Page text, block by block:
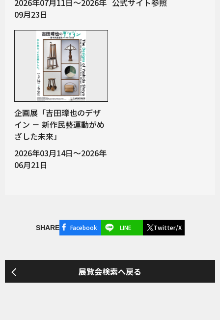
2026年07月11日～2026年
09月23日
公式サイト参照
企画展「吉田璋也のデザ
イン － 新作民藝運動がめ
ざした未来」
2026年03月14日～2026年
06月21日
SHARE Facebook LINE Twitter/X
展覧会検索へ戻る